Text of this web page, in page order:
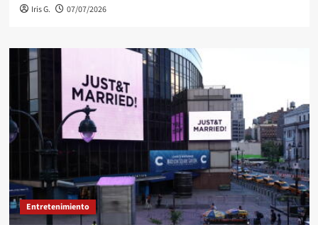
Iris G. 07/07/2026
Entretenimiento